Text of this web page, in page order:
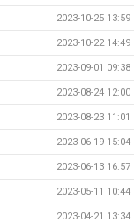
2023-10-25 13:59
2023-10-22 14:49
2023-09-01 09:38
2023-08-24 12:00
2023-08-23 11:01
2023-06-19 15:04
2023-06-13 16:57
2023-05-11 10:44
2023-04-21 13:34